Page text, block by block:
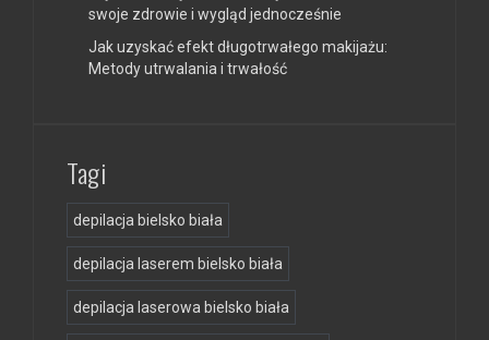
swoje zdrowie i wygląd jednocześnie
Jak uzyskać efekt długotrwałego makijażu:
Metody utrwalania i trwałość
Tagi
depilacja bielsko biała
depilacja laserem bielsko biała
depilacja laserowa bielsko biała